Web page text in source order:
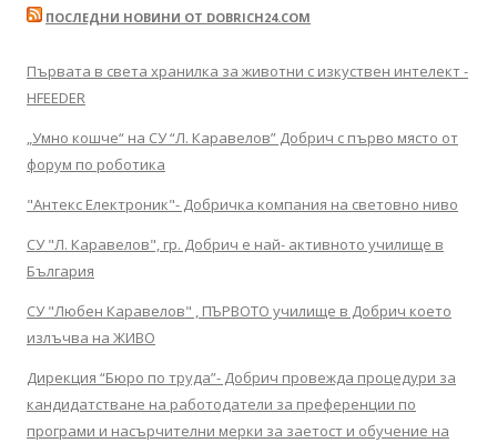
ПОСЛЕДНИ НОВИНИ ОТ DOBRICH24.COM
Първата в света хранилка за животни с изкуствен интелект -
HFEEDER
„Умно кошче“ на СУ “Л. Каравелов” Добрич с първо място от
форум по роботика
"Антекс Електроник"- Добричка компания на световно ниво
СУ "Л. Каравелов", гр. Добрич е най- активното училище в
България
СУ "Любен Каравелов" , ПЪРВОТО училище в Добрич което
излъчва на ЖИВО
Дирекция “Бюро по труда”- Добрич провежда процедури за
кандидатстване на работодатели за преференции по
програми и насърчителни мерки за заетост и обучение на